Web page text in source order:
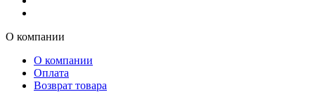
О компании
О компании
Оплата
Возврат товара